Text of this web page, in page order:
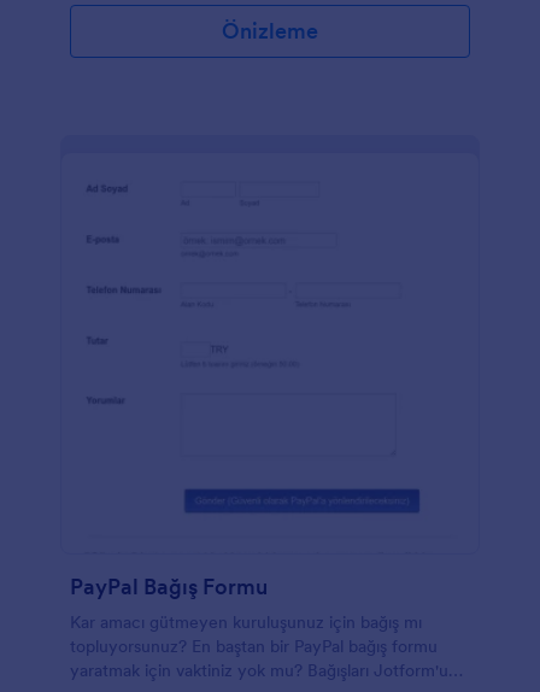
Önizleme
PayPal Bağış Formu
Kar amacı gütmeyen kuruluşunuz için bağış mı
topluyorsunuz? En baştan bir PayPal bağış formu
yaratmak için vaktiniz yok mu? Bağışları Jotform'un